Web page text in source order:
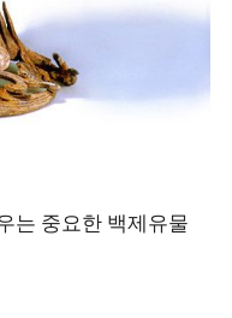
는 중요한 백제유물